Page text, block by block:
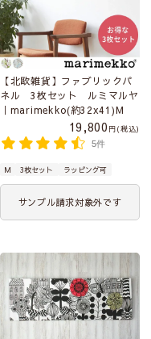
【北欧雑貨】ファブリックパ
ネル 3枚セット ルミマルヤ
｜marimekko(約32x41)M
19,800
税込
5件
M 3枚セット ラッピング可
サンプル請求対象外です